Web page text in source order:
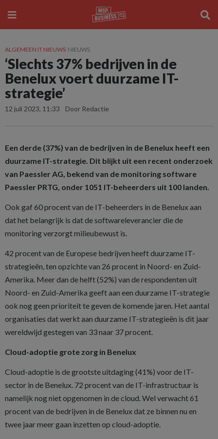
ALGEMEEN IT NIEUWS NIEUWS
‘Slechts 37% bedrijven in de
Benelux voert duurzame IT-
strategie’
12 juli 2023, 11:33 Door Redactie
Een derde (37%) van de bedrijven in de Benelux heeft een
duurzame IT-strategie. Dit blijkt uit een recent onderzoek
van Paessler AG, bekend van de monitoring software
Paessler PRTG, onder 1051 IT-beheerders uit 100 landen.
Ook gaf 60 procent van de IT-beheerders in de Benelux aan
dat het belangrijk is dat de softwareleverancier die de
monitoring verzorgt milieubewust is.
42 procent van de Europese bedrijven heeft duurzame IT-
strategieën, ten opzichte van 26 procent in Noord- en Zuid-
Amerika. Meer dan de helft (52%) van de respondenten uit
Noord- en Zuid-Amerika geeft aan een duurzame IT-strategie
ook nog geen prioriteit te geven de komende jaren. Het aantal
organisaties dat werkt aan duurzame IT-strategieën is dit jaar
wereldwijd gestegen van 33 naar 37 procent.
Cloud-adoptie grote zorg in Benelux
Cloud-adoptie is de grootste uitdaging (41%) voor de IT-
sector in de Benelux. 72 procent van de IT-infrastructuur is
namelijk nog niet opgenomen in de cloud. Wel verwacht 61
procent van de bedrijven in de Benelux dat ze binnen nu en
twee jaar meer gaan inzetten op cloud-adoptie.